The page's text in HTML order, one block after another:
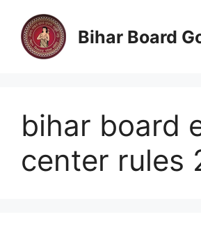
content
Bihar Board
bihar board
center rules